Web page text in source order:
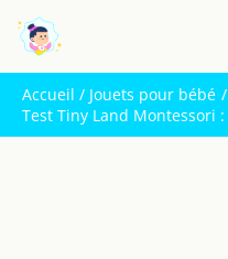
contenu
Accueil
Jouets pour bébé
Test Tiny Land Montessori
e
c
h
e